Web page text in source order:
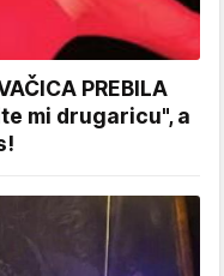
PREBILA
mi drugaricu", a